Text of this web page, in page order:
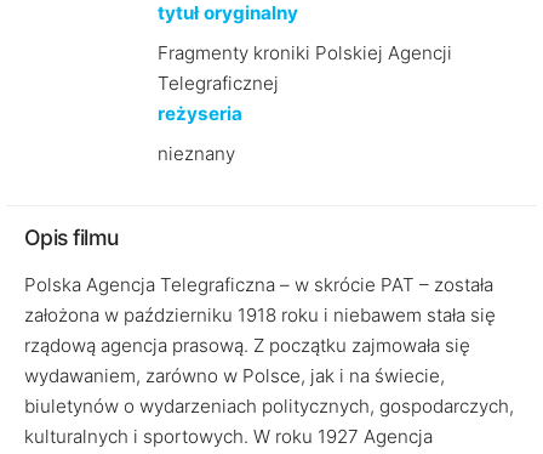
tytuł oryginalny
Fragmenty kroniki Polskiej Agencji
Telegraficznej
reżyseria
nieznany
Opis filmu
Polska Agencja Telegraficzna – w skrócie PAT – została
założona w październiku 1918 roku i niebawem stała się
rządową agencja prasową. Z początku zajmowała się
wydawaniem, zarówno w Polsce, jak i na świecie,
biuletynów o wydarzeniach politycznych, gospodarczych,
kulturalnych i sportowych. W roku 1927 Agencja